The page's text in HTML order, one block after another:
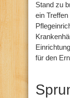
Stand zu
ein
für den